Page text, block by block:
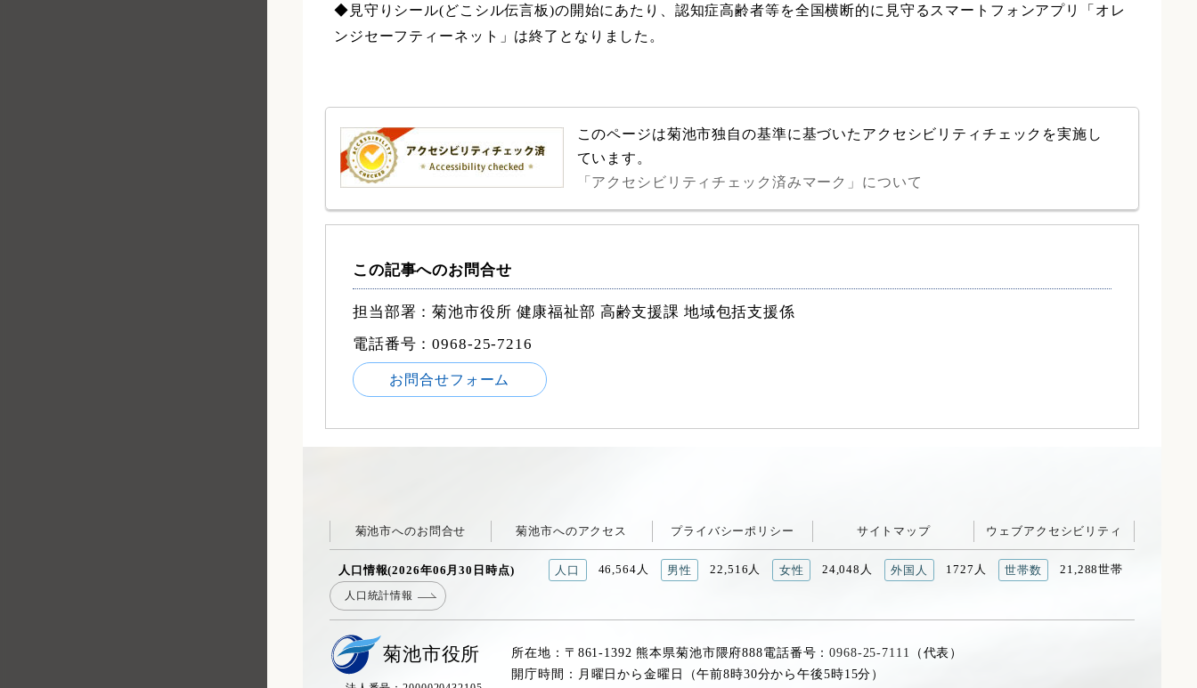
◆見守りシール(どこシル伝言板)の開始にあたり、認知症高齢者等を全国横断的に見守るスマートフォンアプリ「オレ
ンジセーフティーネット」は終了となりました。
このページは菊池市独自の基準に基づいたアクセシビリティチェックを実施し
ています。
「アクセシビリティチェック済みマーク」について
この記事へのお問合せ
担当部署：菊池市役所 健康福祉部 高齢支援課 地域包括支援係
電話番号：0968-25-7216
お問合せフォーム
菊池市へのお問合せ 菊池市へのアクセス プライバシーポリシー サイトマップ ウェブアクセシビリティ
人口情報(2026年06月30日時点) 人口 46,564人 男性 22,516人 女性 24,048人 外国人 1727人 世帯数 21,288世帯
人口統計情報
菊池市役所 所在地：〒861-1392 熊本県菊池市隈府888電話番号：0968-25-7111
（代表）
開庁時間：月曜日から金曜日（午前8時30分から午後5時15分）